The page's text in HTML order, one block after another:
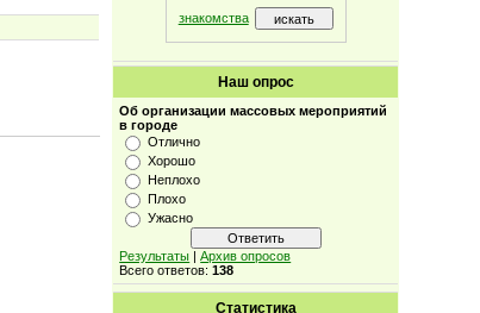
знакомства
Наш опрос
Об организации массовых мероприятий
в городе
Отлично
Хорошо
Неплохо
Плохо
Ужасно
Результаты |Архив опросов
Всего ответов:138
Статистика